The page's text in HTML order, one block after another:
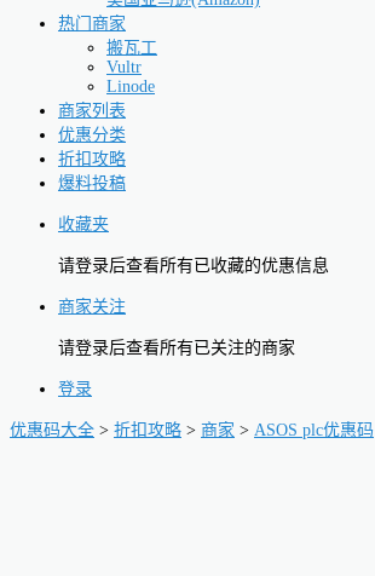
热门商家
搬瓦工
Vultr
Linode
商家列表
优惠分类
折扣攻略
爆料投稿
收藏夹
请登录后查看所有已收藏的优惠信息
商家关注
请登录后查看所有已关注的商家
登录
优惠码大全 > 折扣攻略 > 商家 > ASOS plc优惠码